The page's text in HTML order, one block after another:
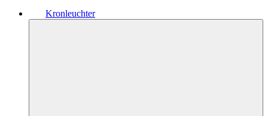
Kronleuchter